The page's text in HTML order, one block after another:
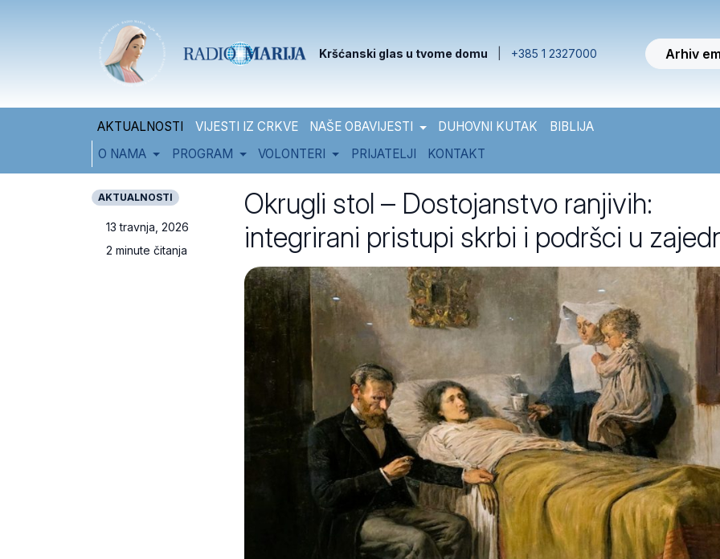
Kršćanski glas u tvome domu +385 1 2327000 Arhiv
AKTUALNOSTI VIJESTI IZ CRKVE NAŠE OBAVIJESTI DUHOVNI KUTAK
BIBLIJA
O NAMA
PROGRAM VOLONTERI PRIJATELJI KONTAKT
AKTUALNOSTI
13 travnja, 2026
2 minute čitanja
Okrugli stol – Dostojanstvo ranjivih:
integrirani pristupi skrbi i podršci u